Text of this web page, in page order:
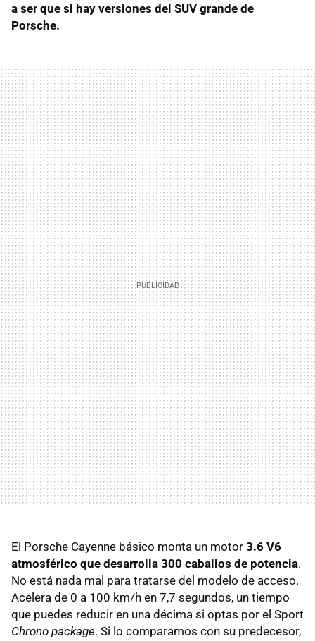
a ser que si hay versiones del SUV grande de
Porsche.
El Porsche Cayenne básico monta un motor 3.6 V6
atmosférico que desarrolla 300 caballos de potencia.
No está nada mal para tratarse del modelo de acceso.
Acelera de 0 a 100 km/h en 7,7 segundos, un tiempo
que puedes reducir en una décima si optas por el Sport
Chrono package. Si lo comparamos con su predecesor,